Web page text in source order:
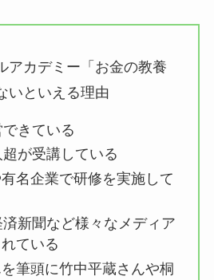
アカデミー「お金の教養
いといえる理由
きている
が受講している
名企業で研修を実施して
新聞など様々なメディア
ている
筆頭に竹中平蔵さんや桐